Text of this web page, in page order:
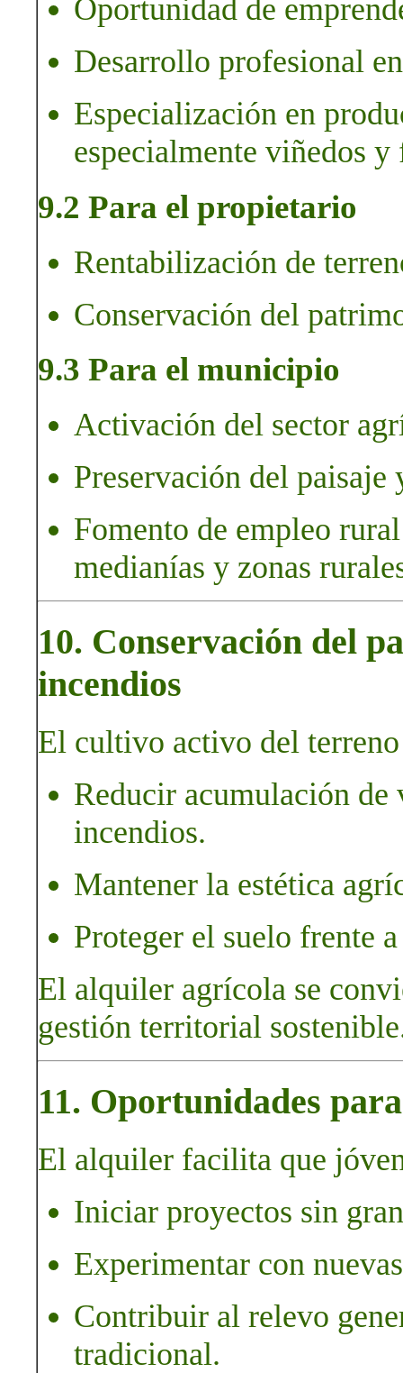
Oportunidad de
Desarrollo profesional
Especialización en
especialmente viñedos y
9.2 Para el propietario
Rentabilización de
Conservación del
9.3 Para el municipio
Activación del sector
Preservación del
Fomento de empleo
medianías y zonas
10. Conservación del
incendios
El cultivo activo del
Reducir acumulación de
incendios.
Mantener la estética
Proteger el suelo frente
El alquiler agrícola se
gestión territorial
11. Oportunidades
El alquiler facilita que
Iniciar proyectos sin
Experimentar con
Contribuir al relevo
tradicional.